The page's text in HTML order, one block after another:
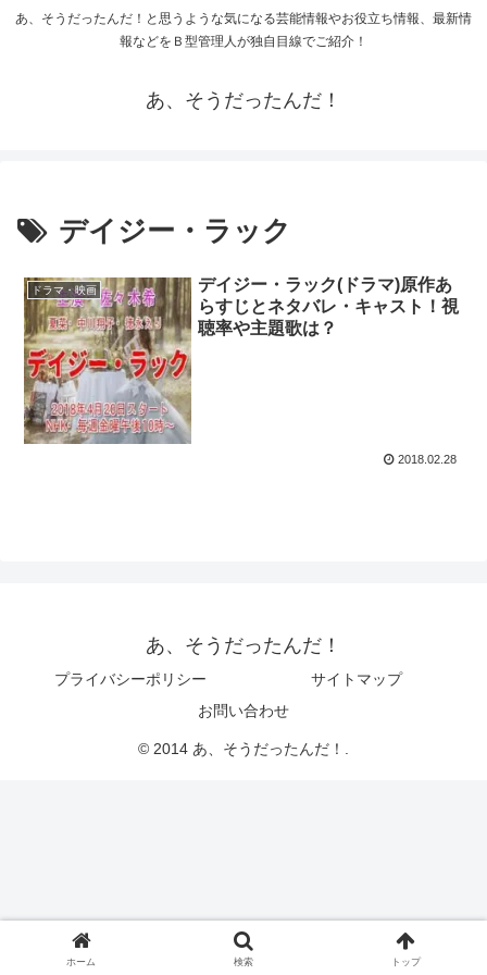
あ、そうだったんだ！と思うような気になる芸能情報やお役立ち情報、最新情
報などをＢ型管理人が独自目線でご紹介！
あ、そうだったんだ！
デイジー・ラック
ドラマ・映画
デイジー・ラック(ドラマ)原作あ
らすじとネタバレ・キャスト！視
聴率や主題歌は？
2018.02.28
あ、そうだったんだ！
プライバシーポリシー
サイトマップ
お問い合わせ
© 2014 あ、そうだったんだ！.
ホーム 検索 トップ